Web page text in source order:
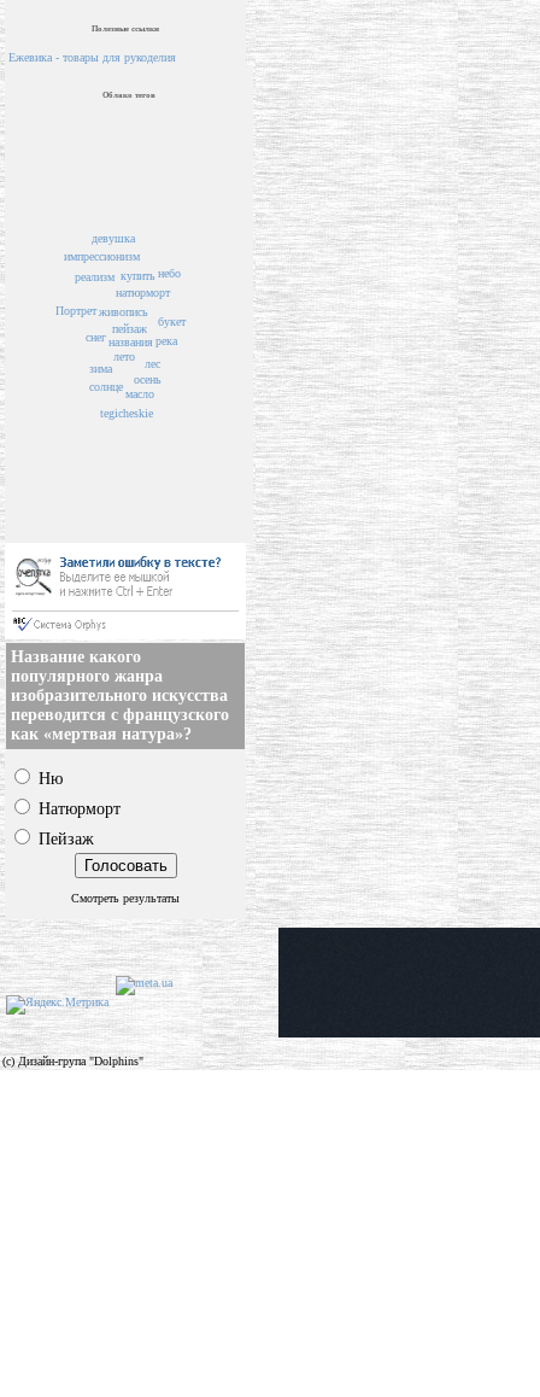
Полезные ссылки
Ежевика - товары для рукоделия
Облако тегов
пейзаж
названия
живопись
лето
натюрморт
купить
солнце
лес
зима
осень
букет
масло
река
снег
tegicheskie
реализм небо
импрессионизм
Портрет
девушка
Название какого
популярного жанра
изобразительного искусства
переводится с французского
как «мертвая натура»?
Ню
Натюрморт
Пейзаж
Смотреть результаты
(c) Дизайн-група "Dolphins"